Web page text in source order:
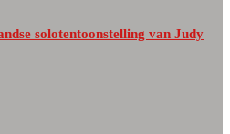
solotentoonstelling van Judy